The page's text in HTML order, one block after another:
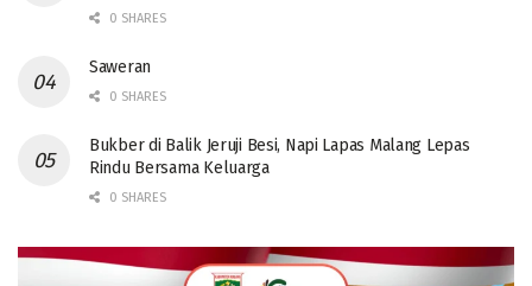
0 SHARES
Saweran
0 SHARES
Bukber di Balik Jeruji Besi, Napi Lapas Malang Lepas
Rindu Bersama Keluarga
0 SHARES